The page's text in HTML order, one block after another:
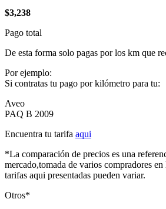
$3,238
Pago total
De esta forma solo pagas por los km que
Por ejemplo:
Si contratas tu pago por kilómetro para tu:
Aveo
PAQ B 2009
Encuentra tu tarifa aqui
*La comparación de precios es una
mercado,tomada de varios compradores
tarifas aqui presentadas pueden variar.
Otros*